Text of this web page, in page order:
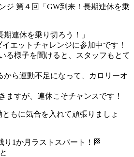
ジ 第４回「GW到来！長期連休を乗
連休を乗り切ろう！」
エットチャレンジに参加中です！
る様子を聞けると、スタッフもとて
から運動不足になって、カロリーオ
ますが、連休こそチャンスです！
もに気合を入れて頑張りましょ
り1か月ラストスパート！🏁